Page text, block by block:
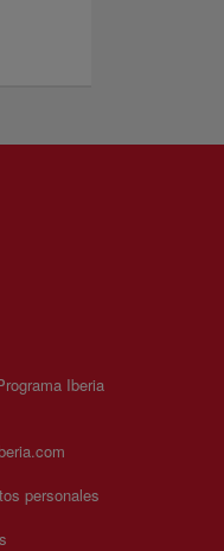
Iberia
personales